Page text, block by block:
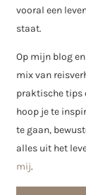
vooral een
staat.
Op mijn blog
mix van
praktische tips
hoop je te
te gaan,
alles uit het
mij.